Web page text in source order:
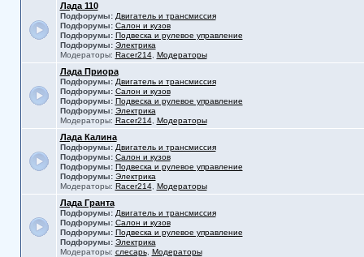
Лада 110
Подфорумы: Двигатель и трансмиссия
Подфорумы: Салон и кузов
Подфорумы: Подвеска и рулевое управление
Подфорумы: Электрика
Модераторы: Racer214, Модераторы
Лада Приора
Подфорумы: Двигатель и трансмиссия
Подфорумы: Салон и кузов
Подфорумы: Подвеска и рулевое управление
Подфорумы: Электрика
Модераторы: Racer214, Модераторы
Лада Калина
Подфорумы: Двигатель и трансмиссия
Подфорумы: Салон и кузов
Подфорумы: Подвеска и рулевое управление
Подфорумы: Электрика
Модераторы: Racer214, Модераторы
Лада Гранта
Подфорумы: Двигатель и трансмиссия
Подфорумы: Салон и кузов
Подфорумы: Подвеска и рулевое управление
Подфорумы: Электрика
Модераторы: слесарь, Модераторы